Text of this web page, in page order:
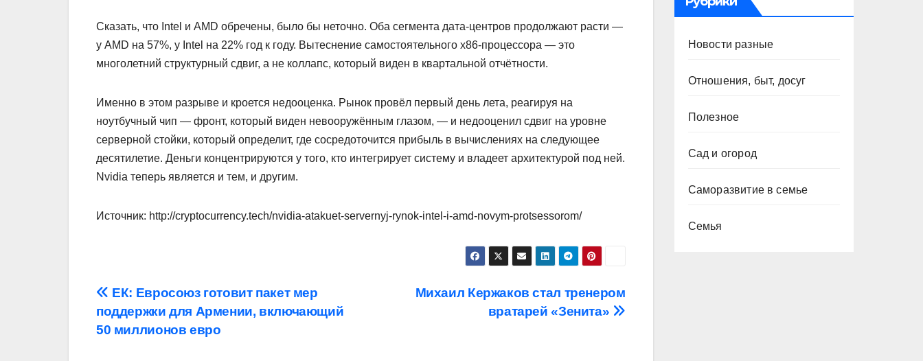
Сказать, что Intel и AMD обречены, было бы неточно. Оба сегмента дата-центров продолжают расти —
у AMD на 57%, у Intel на 22% год к году. Вытеснение самостоятельного x86-процессора — это
многолетний структурный сдвиг, а не коллапс, который виден в квартальной отчётности.
Именно в этом разрыве и кроется недооценка. Рынок провёл первый день лета, реагируя на
ноутбучный чип — фронт, который виден невооружённым глазом, — и недооценил сдвиг на уровне
серверной стойки, который определит, где сосредоточится прибыль в вычислениях на следующее
десятилетие. Деньги концентрируются у того, кто интегрирует систему и владеет архитектурой под ней.
Nvidia теперь является и тем, и другим.
Источник: http://cryptocurrency.tech/nvidia-atakuet-servernyj-rynok-intel-i-amd-novym-protsessorom/
Навигация
по
Михаил Кержаков стал тренером
вратарей «Зенита»
ЕК: Евросоюз готовит пакет мер
поддержки для Армении, включающий
50 миллионов евро
Новости разные
Отношения, быт, досуг
Полезное
Сад и огород
Саморазвитие в семье
Семья